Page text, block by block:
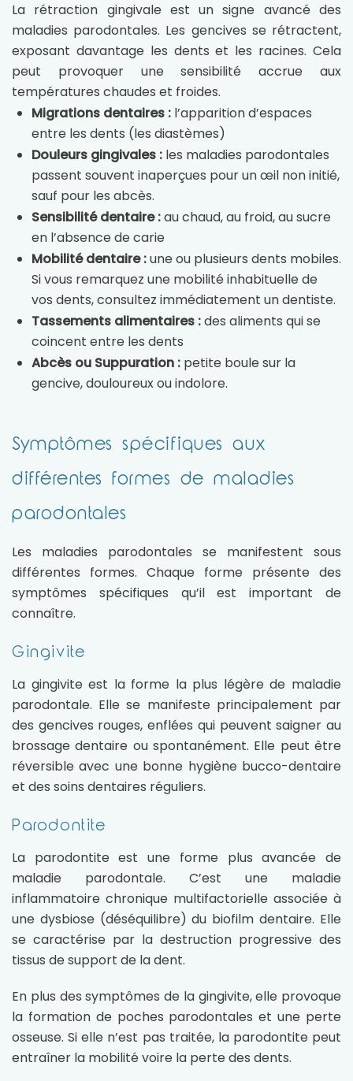
La rétraction gingivale est un signe avancé des
maladies parodontales. Les gencives se rétractent,
exposant davantage les dents et les racines. Cela
peut provoquer une sensibilité accrue aux
températures chaudes et froides.
Migrations dentaires : l’apparition d’espaces
entre les dents (les diastèmes)
Douleurs gingivales : les maladies parodontales
passent souvent inaperçues pour un œil non initié,
sauf pour les abcès.
Sensibilité dentaire :au chaud, au froid, au sucre
en l’absence de carie
Mobilité dentaire :une ou plusieurs dents mobiles.
Si vous remarquez une mobilité inhabituelle de
vos dents, consultez immédiatement un dentiste.
Tassements alimentaires :des aliments qui se
coincent entre les dents
Abcès ou Suppuration : petite boule sur la
gencive, douloureux ou indolore.
Symptômes spécifiques aux
différentes formes de maladies
parodontales
Les maladies parodontales se manifestent sous
différentes formes. Chaque forme présente des
symptômes spécifiques qu’il est important de
connaître.
Gingivite
La gingivite est la forme la plus légère de maladie
parodontale. Elle se manifeste principalement par
des gencives rouges, enflées qui peuvent saigner au
brossage dentaire ou spontanément. Elle peut être
réversible avec une bonne hygiène bucco-dentaire
et des soins dentaires réguliers.
Parodontite
La parodontite est une forme plus avancée de
maladie parodontale. C’est une maladie
inflammatoire chronique multifactorielle associée à
une dysbiose (déséquilibre) du biofilm dentaire. Elle
se caractérise par la destruction progressive des
tissus de support de la dent.
En plus des symptômes de la gingivite, elle provoque
la formation de poches parodontales et une perte
osseuse. Si elle n’est pas traitée, la parodontite peut
entraîner la mobilité voire la perte des dents.